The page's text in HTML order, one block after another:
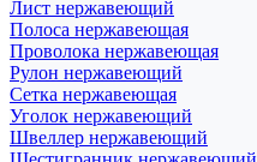
Лист нержавеющий
Полоса нержавеющая
Проволока нержавеющая
Рулон нержавеющий
Сетка нержавеющая
Уголок нержавеющий
Швеллер нержавеющий